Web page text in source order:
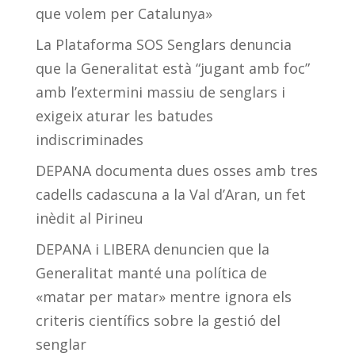
que volem per Catalunya»
La Plataforma SOS Senglars denuncia
que la Generalitat està “jugant amb foc”
amb l’extermini massiu de senglars i
exigeix aturar les batudes
indiscriminades
DEPANA documenta dues osses amb tres
cadells cadascuna a la Val d’Aran, un fet
inèdit al Pirineu
DEPANA i LIBERA denuncien que la
Generalitat manté una política de
«matar per matar» mentre ignora els
criteris científics sobre la gestió del
senglar